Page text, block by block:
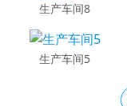
生产车间8
生产车间5